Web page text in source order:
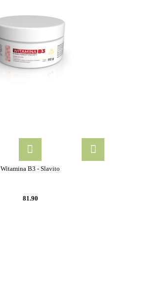
Witamina B3 - Slavito
81.90